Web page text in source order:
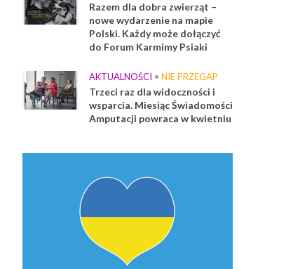
Razem dla dobra zwierząt –
nowe wydarzenie na mapie
Polski. Każdy może dołączyć
do Forum Karmimy Psiaki
AKTUALNOŚCI • NIE PRZEGAP
Trzeci raz dla widoczności i
wsparcia. Miesiąc Świadomości
Amputacji powraca w kwietniu